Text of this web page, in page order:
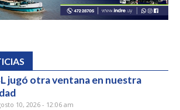
jugó otra ventana en nuestra
10, 2026 - 12:06 am